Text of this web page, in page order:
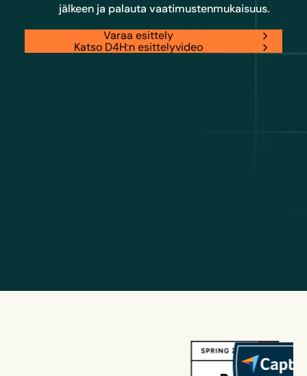
jälkeen ja palauta vaatimustenmukaisuus.
Varaa esittely
Katso D4H:n esittelyvideo